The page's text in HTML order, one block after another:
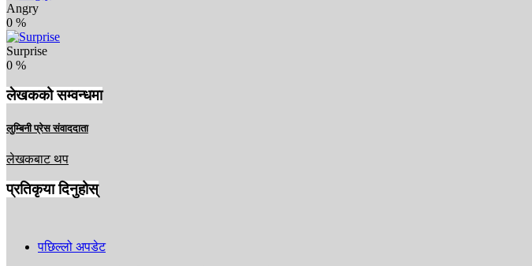
Angry
0 %
Surprise
0 %
लेखकको सम्वन्धमा
लुम्बिनी प्रेस संवाददाता
लेखकबाट थप
प्रतिकृया दिनुहोस्
पछिल्लो अपडेट